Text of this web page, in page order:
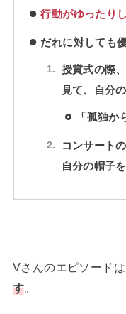
行動がゆったり
だれに対しても
授賞式の際
見て、自分
「孤独
コンサート
自分の帽子
Vさんのエピソード
す。